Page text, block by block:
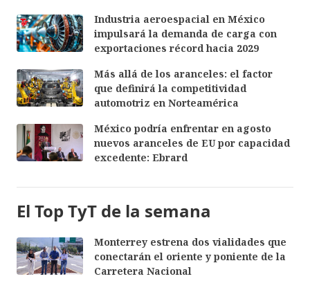
Industria aeroespacial en México
impulsará la demanda de carga con
exportaciones récord hacia 2029
Más allá de los aranceles: el factor
que definirá la competitividad
automotriz en Norteamérica
México podría enfrentar en agosto
nuevos aranceles de EU por capacidad
excedente: Ebrard
El Top TyT de la semana
Monterrey estrena dos vialidades que
conectarán el oriente y poniente de la
Carretera Nacional